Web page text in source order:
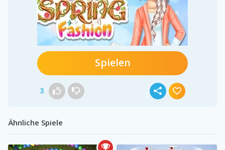
Spielen
3
Ähnliche Spiele